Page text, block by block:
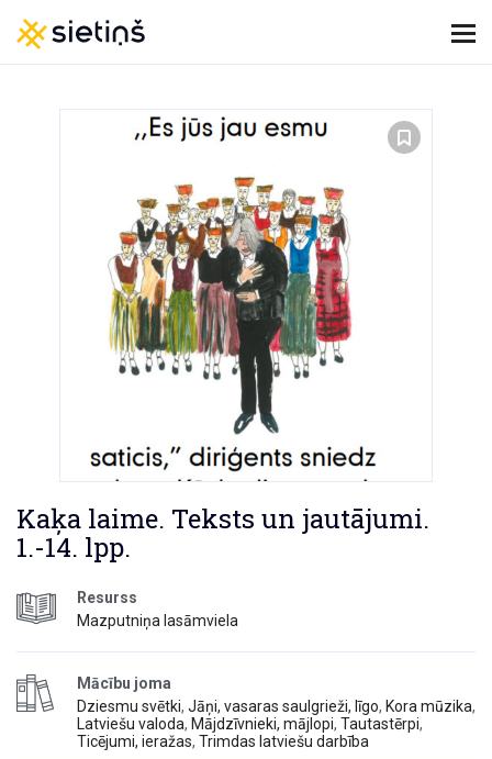
Kaķa laime. Teksts un jautājumi.
1.-14. lpp.
Resurss
Mazputniņa lasāmviela
Mācību joma
Dziesmu svētki, Jāņi, vasaras saulgrieži, līgo, Kora mūzika,
Latviešu valoda, Mājdzīvnieki, mājlopi, Tautastērpi,
Ticējumi, ieražas, Trimdas latviešu darbība